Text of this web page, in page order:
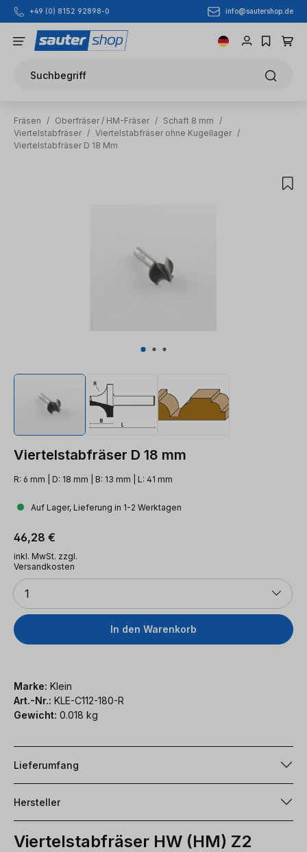
Zum Hauptinhalt springen
+49 (0) 8152 92898-0 info@sautershop.de
Suchbegriff
Fräsen / Oberfräser / HM-Fräser / Schaft 8 mm
/
Viertelstabfräser / Viertelstabfräser ohne Kugellager /
Viertelstabfräser D 18 Mm
Viertelstabfräser D 18 mm
R: 6 mm | D: 18 mm | B: 13 mm | L: 41 mm
Auf Lager, Lieferung in 1-2 Werktagen
Regulärer Preis:
46,28 €
inkl. MwSt. zzgl.
Versandkosten
Anzahl
1
In den Warenkorb
Marke: Klein
Art.-Nr.: KLE-C112-180-R
Gewicht: 0.018 kg
Lieferumfang
Hersteller
Viertelstabfräser HW (HM) Z2